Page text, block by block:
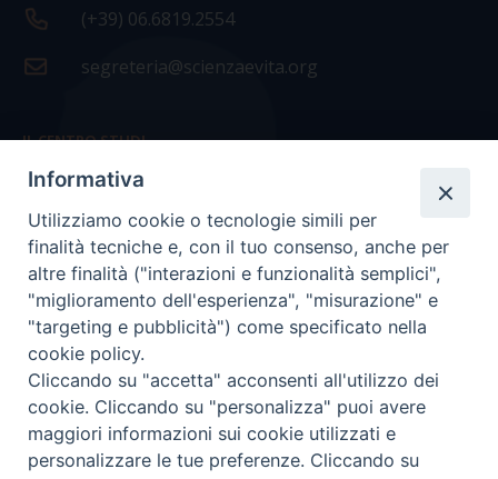
(+39) 06.6819.2554
segreteria@scienzaevita.org
IL CENTRO STUDI
La nostra storia
Statuto
Presidenza e ufficio presidenza
Consiglio scientifico
Coordinamento nazionale
Informativa
Utilizziamo cookie o tecnologie simili per
finalità tecniche e, con il tuo consenso, anche per
altre finalità ("interazioni e funzionalità semplici",
"miglioramento dell'esperienza", "misurazione" e
"targeting e pubblicità") come specificato nella
cookie policy.
Cliccando su "accetta" acconsenti all'utilizzo dei
cookie. Cliccando su "personalizza" puoi avere
maggiori informazioni sui cookie utilizzati e
personalizzare le tue preferenze. Cliccando su